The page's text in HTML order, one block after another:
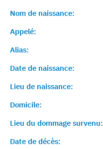
Nom de naissance:
Appelé:
Alias:
Date de naissance:
Lieu de naissance:
Domicile:
Lieu du dommage survenu:
Date de décès: